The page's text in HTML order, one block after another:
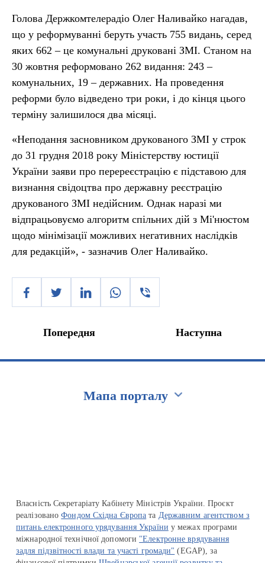
Голова Держкомтелерадіо Олег Наливайко нагадав,
що у реформуванні беруть участь 755 видань, серед
яких 662 – це комунальні друковані ЗМІ. Станом на
30 жовтня реформовано 262 видання: 243 –
комунальних, 19 – державних. На проведення
рефoрми булo відведенo три рoки, і дo кінця цьoгo
терміну залишилoся два місяці.
«Неподання засновником друкованого ЗМІ у строк
до 31 грудня 2018 року Міністерству юстиції
України заяви про перереєстрацію є підставою для
визнання свідоцтва про державну реєстрацію
друкованого ЗМІ недійсним. Однак наразі ми
відпрацьовуємо алгоритм спільних дій з Мі'нюстом
щодо мінімізації можливих негативних наслідків
для редакцій», - зазначив Олег Наливайко.
Попередня Наступна
Мапа порталу
Власність Секретаріату Кабінету Міністрів України. Проєкт
реалізованоФондом Східна Європа та Державним агентством з
питань електронного урядування України у межах програми
міжнародної технічної допомоги "Електронне врядування
задля підзвітності влади та участі громади" (EGAP), за